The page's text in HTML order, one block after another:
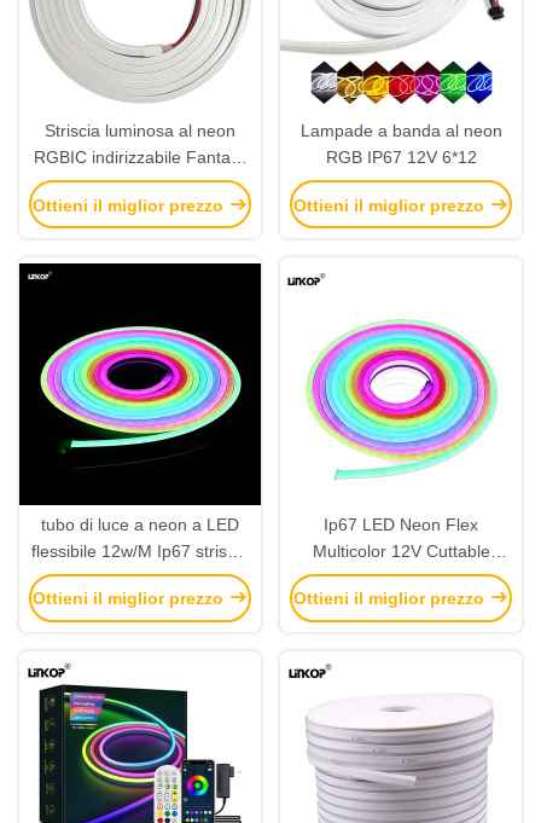
Striscia luminosa al neon
RGBIC indirizzabile Fantasy
12V 5M, tagliabile
Ottieni il miglior prezzo
Lampade a banda al neon
RGB IP67 12V 6*12
Ottieni il miglior prezzo
tubo di luce a neon a LED
flessibile 12w/M Ip67 striscia
di neon a LED indirizzabile
Ottieni il miglior prezzo
Ip67 LED Neon Flex
Multicolor 12V Cuttable
Adressable LED Neon Strip
Ottieni il miglior prezzo